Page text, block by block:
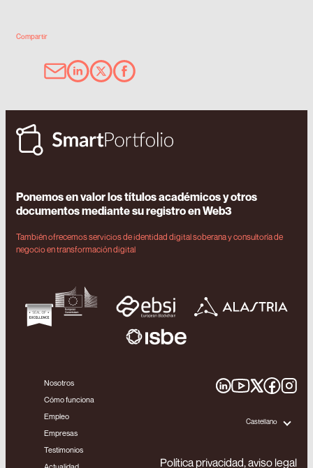
Compartir
Ponemos en valor los títulos académicos y otros
documentos mediante su registro en Web3
También ofrecemos servicios de identidad digital soberana y consultoría de
negocio en transformación digital
Nosotros
Cómo funciona
Empleo
Empresas
Testimonios
Castellano
Política privacidad, aviso legal